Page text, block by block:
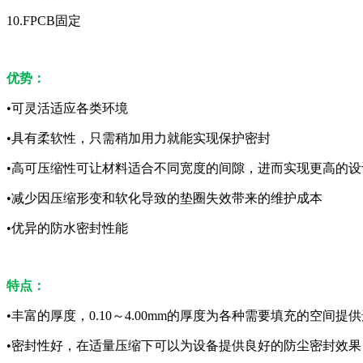
10.FPCB固定
优势：
•可灵活适应各类环境
•具有柔软性，只需稍加用力就能实现保护密封
•高可压缩性可让材料适合不同宽度的间隙，进而实现更高的
•减少因压缩形变和软化导致的垫圈失效带来的维护成本
•优异的防水密封性能
特点：
•丰富的厚度，0.10～4.00mm的厚度为各种需要填充的空间提
•密封性好，在适量压缩下可以为设备提供良好的防尘密封效果